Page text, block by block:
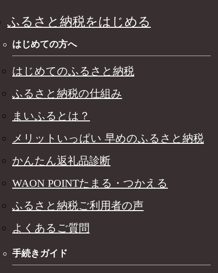
ふるさと納税をはじめる
はじめての方へ
はじめてのふるさと納税
ふるさと納税の仕組み
まいふるとは？
メリットいっぱい 早めのふるさと納税
かんたん返礼品診断
WAON POINTたまる・つかえる
ふるさと納税ご利用者の声
よくあるご質問
手続きガイド